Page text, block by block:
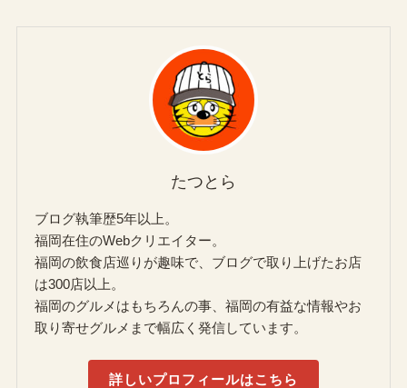
たつとら
ブログ執筆歴5年以上。
福岡在住のWebクリエイター。
福岡の飲食店巡りが趣味で、ブログで取り上げたお店
は300店以上。
福岡のグルメはもちろんの事、福岡の有益な情報やお
取り寄せグルメまで幅広く発信しています。
詳しいプロフィールはこちら